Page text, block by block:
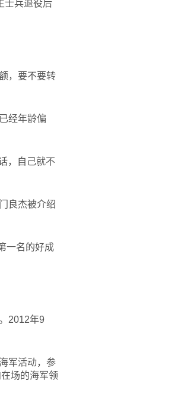
士兵退役后
，要不要转
经年龄偏
，自己就不
良杰被介绍
一名的好成
2012年9
军活动，参
场的海军领